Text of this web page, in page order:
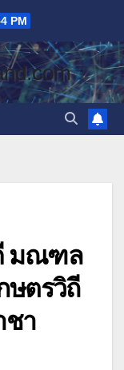
PM
มณฑล
ษตรวิถี
ชา